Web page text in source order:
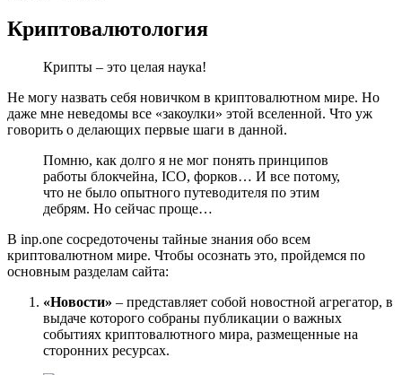
Криптовалютология
Крипты – это целая наука!
Не могу назвать себя новичком в криптовалютном мире. Но
даже мне неведомы все «закоулки» этой вселенной. Что уж
говорить о делающих первые шаги в данной.
Помню, как долго я не мог понять принципов
работы блокчейна, ICO, форков… И все потому,
что не было опытного путеводителя по этим
дебрям. Но сейчас проще…
В inp.one сосредоточены тайные знания обо всем
криптовалютном мире. Чтобы осознать это, пройдемся по
основным разделам сайта:
«Новости» – представляет собой новостной агрегатор, в
выдаче которого собраны публикации о важных
событиях криптовалютного мира, размещенные на
сторонних ресурсах.